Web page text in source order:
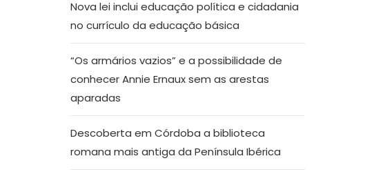
Nova lei inclui educação política e cidadania
no currículo da educação básica
“Os armários vazios” e a possibilidade de
conhecer Annie Ernaux sem as arestas
aparadas
Descoberta em Córdoba a biblioteca
romana mais antiga da Península Ibérica